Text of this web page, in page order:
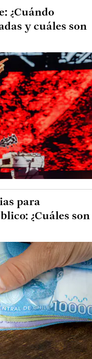
¿Cuándo
y cuáles son
para
¿Cuáles son